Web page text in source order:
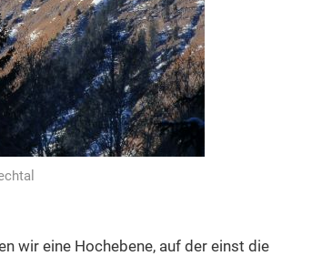
wir eine Hochebene, auf der einst die